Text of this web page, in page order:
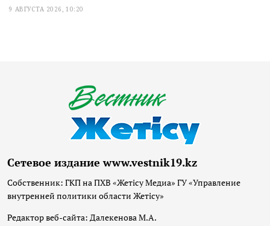
9 АВГУСТА 2026, 10:20
Сетевое издание www.vestnik19.kz
Собственник: ГКП на ПХВ «Жетісу Медиа» ГУ «Управление
внутренней политики области Жетісу»
Редактор веб-сайта: Далекенова М.А.